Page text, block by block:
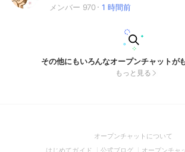
メンバー 970
1 時間前
その他にもいろんなオープンチャットが
もっと見る
オープンチャットについて
in
はじめてガイド (Open
公式ブログ (Open
オープンチャ